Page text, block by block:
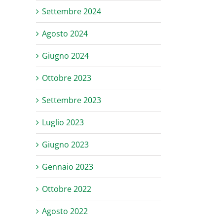
Settembre 2024
Agosto 2024
Giugno 2024
Ottobre 2023
Settembre 2023
Luglio 2023
Giugno 2023
Gennaio 2023
Ottobre 2022
Agosto 2022